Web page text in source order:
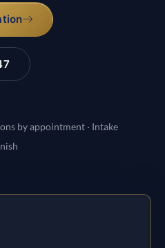
by appointment · Intake